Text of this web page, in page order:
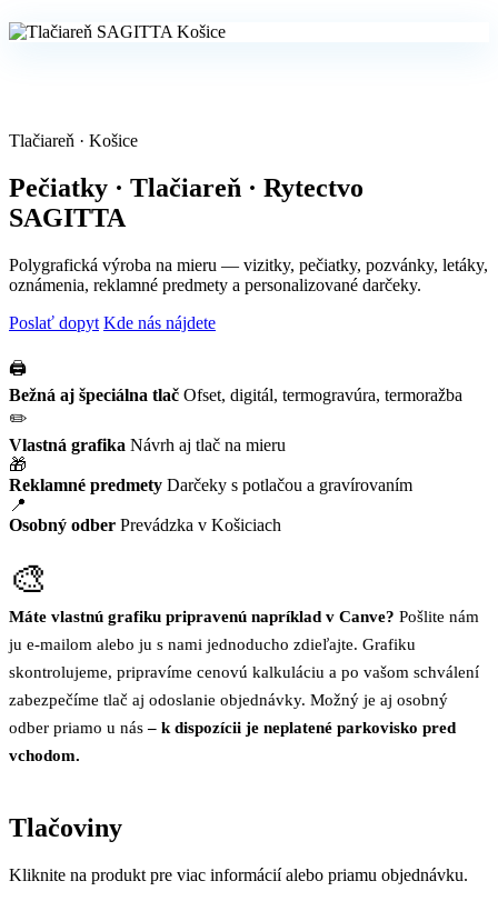
Tlačiareň · Košice
Pečiatky · Tlačiareň · Rytectvo
SAGITTA
Polygrafická výroba na mieru — vizitky, pečiatky, pozvánky, letáky,
oznámenia, reklamné predmety a personalizované darčeky.
Poslať dopyt Kde nás nájdete
🖨️
Bežná aj špeciálna tlač Ofset, digitál, termogravúra, termoražba
✏️
Vlastná grafika Návrh aj tlač na mieru
🎁
Reklamné predmety Darčeky s potlačou a gravírovaním
📍
Osobný odber Prevádzka v Košiciach
🎨
Máte vlastnú grafiku pripravenú napríklad v Canve? Pošlite nám
ju e-mailom alebo ju s nami jednoducho zdieľajte. Grafiku
skontrolujeme, pripravíme cenovú kalkuláciu a po vašom schválení
zabezpečíme tlač aj odoslanie objednávky. Možný je aj osobný
odber priamo u nás– k dispozícii je neplatené parkovisko pred
vchodom.
Tlačoviny
Kliknite na produkt pre viac informácií alebo priamu objednávku.